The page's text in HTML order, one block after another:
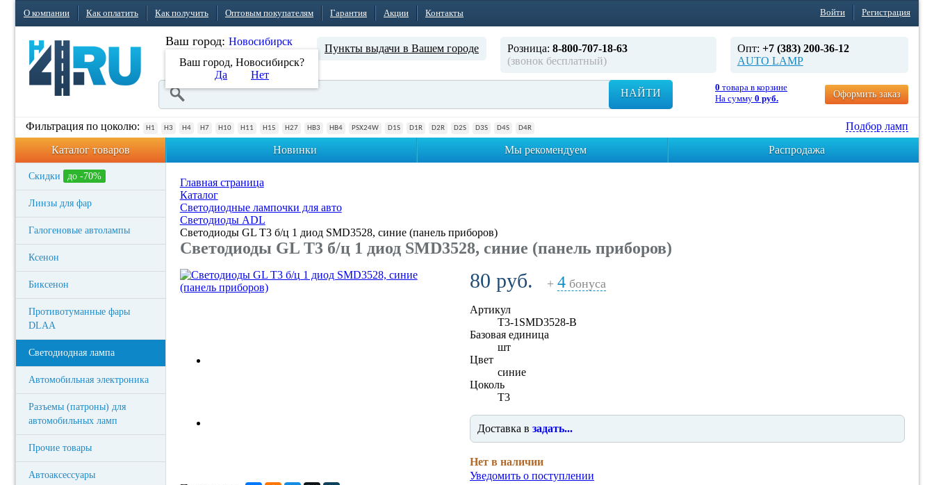
О компании Как оплатить Как получить Оптовым покупателям Гарантия Акции Контакты Войти Регистрация
Ваш город: Новосибирск
Ваш город, Новосибирск?
Да
Нет
Пункты выдачи в Вашем городе Розница: 8-800-707-18-63
(звонок бесплатный)
Опт: +7 (383) 200-36-12
AUTO LAMP
НАЙТИ 0 товара в корзине
На сумму 0 руб. Оформить заказ
Фильтрация по цоколю: H1 H3 H4 H7 H10 H11 H15 H27 HB3 HB4 PSX24W D1S D1R D2R D2S D3S D4S D4R
Подбор ламп
Каталог товаров
Новинки Мы рекомендуем Распродажа
Скидки до -70%
Линзы для фар
Галогеновые автолампы
Ксенон
Биксенон
Противотуманные фары
DLAA
Светодиодная лампа
Автомобильная электроника
Разъемы (патроны) для
автомобильных ламп
Прочие товары
Автоаксессуары
Главная страница
Каталог
Светодиодные лампочки для авто
Светодиоды ADL
Светодиоды GL T3 б/ц 1 диод SMD3528, синие (панель приборов)
Светодиоды GL T3 б/ц 1 диод SMD3528, синие (панель приборов)
80 руб. + 4бонуса
Артикул
T3-1SMD3528-B
Базовая единица
шт
Цвет
синие
Цоколь
T3
Доставка в задать...
Нет в наличии
Уведомить о поступлении